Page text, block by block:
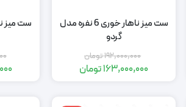
ست میز ناهار خوری 6 نفره مدل
گردو
192,000,000تومان
163,000,000تومان